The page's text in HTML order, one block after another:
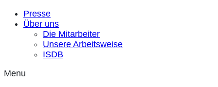
Presse
Über uns
Die Mitarbeiter
Unsere Arbeitsweise
ISDB
Menu